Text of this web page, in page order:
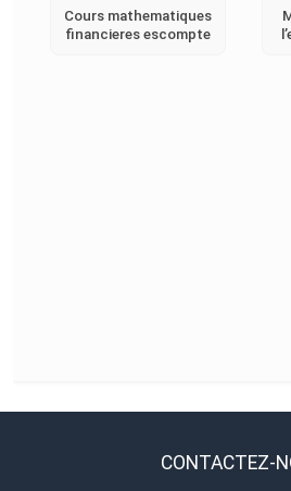
Cours mathematiques
financieres escompte
CONTACTEZ-